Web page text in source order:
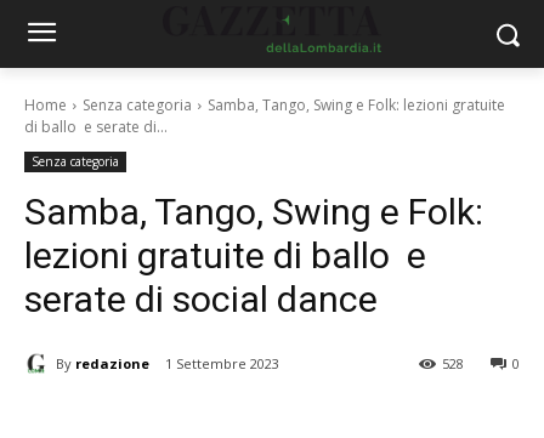
Home Senza categoria
Samba, Tango, Swing e Folk: lezioni gratuite
di ballo e serate di...
Senza categoria
Samba, Tango, Swing e Folk:
lezioni gratuite di ballo e
serate di social dance
By redazione 1 Settembre 2023 0
528